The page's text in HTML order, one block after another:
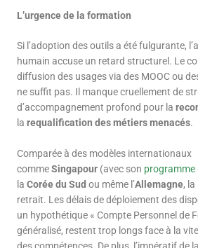
L’urgence de la formation
Si l’adoption des outils a été fulgurante,
humain accuse un retard structurel. Le
diffusion des usages via des MOOC ou
ne suffit pas. Il manque cruellement de
d’accompagnement profond pour la
la requalification des métiers menacés.
Comparée à des modèles internationaux
commeSingapour(avec son programme
la Corée du Sud ou même l’Allemagne, la
retrait. Les délais de déploiement des
un hypothétique « Compte Personnel de
généralisé, restent trop longs face à la